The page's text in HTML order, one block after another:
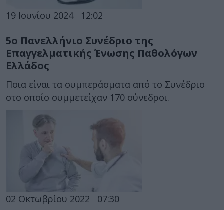
19 Ιουνίου 2024 12:02
5ο Πανελλήνιο Συνέδριο της
Επαγγελματικής Ένωσης Παθολόγων
Ελλάδος
Ποια είναι τα συμπεράσματα από το Συνέδριο
στο οποίο συμμετείχαν 170 σύνεδροι.
02 Οκτωβρίου 2022 07:30